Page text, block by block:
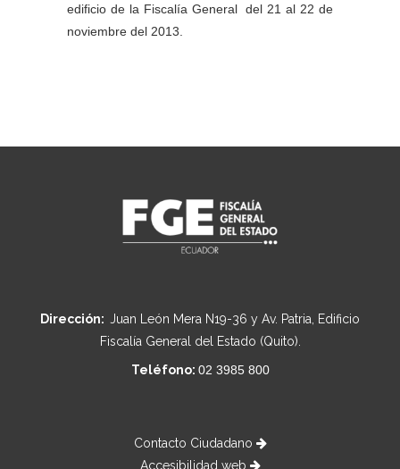
edificio de la Fiscalía General del 21 al 22 de
noviembre del 2013.
Dirección: Juan León Mera N19-36 y Av. Patria, Edificio
Fiscalía General del Estado (Quito).
Teléfono: 02 3985 800
Contacto Ciudadano
Accesibilidad web